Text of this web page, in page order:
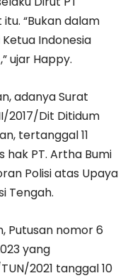
“Bukan dalam
Indonesia
ujar Happy.
adanya Surat
2017/Dit Ditidum
tertanggal 11
hak PT. Artha Bumi
Polisi atas Upaya
Tengah.
Putusan nomor 6
yang
2021 tanggal 10